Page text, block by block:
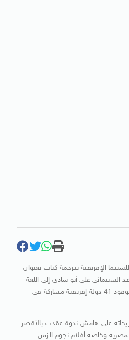
الإفريقية بترجمة كتاب بعنوان
السينمائي علي أبو شادى إلي اللغة
الفرنسية والذى تم توجيهه لوفود 41 دولة إفريقية مشاركة في
على هامش ندوة عقدت بالأقصر
وخاصة أفلام نجوم الزمن